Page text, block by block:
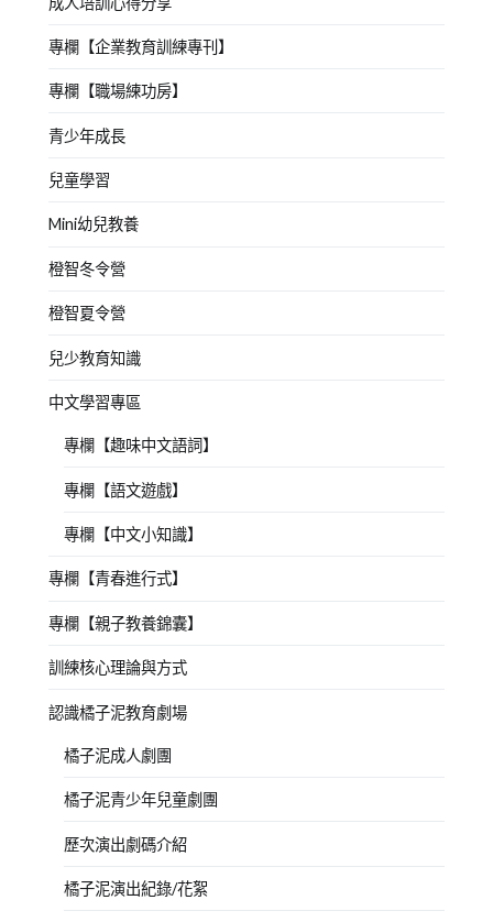
專欄【企業教育訓練專刊】
專欄【職場練功房】
青少年成長
兒童學習
Mini幼兒教養
橙智冬令營
橙智夏令營
兒少教育知識
中文學習專區
專欄【趣味中文語詞】
專欄【語文遊戲】
專欄【中文小知識】
專欄【青春進行式】
專欄【親子教養錦囊】
訓練核心理論與方式
認識橘子泥教育劇場
橘子泥成人劇團
橘子泥青少年兒童劇團
歷次演出劇碼介紹
橘子泥演出紀錄/花絮